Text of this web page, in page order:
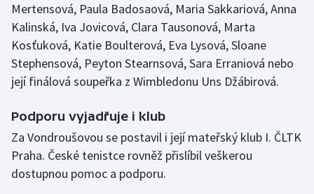
Mertensová, Paula Badosaová, Maria Sakkariová, Anna
Kalinská, Iva Jovicová, Clara Tausonová, Marta
Kosťuková, Katie Boulterová, Eva Lysová, Sloane
Stephensová, Peyton Stearnsová, Sara Erraniová nebo
její finálová soupeřka z Wimbledonu Uns Džábirová.
Podporu vyjadřuje i klub
Za Vondroušovou se postavil i její mateřský klub I. ČLTK
Praha. České tenistce rovněž přislíbil veškerou
dostupnou pomoc a podporu.